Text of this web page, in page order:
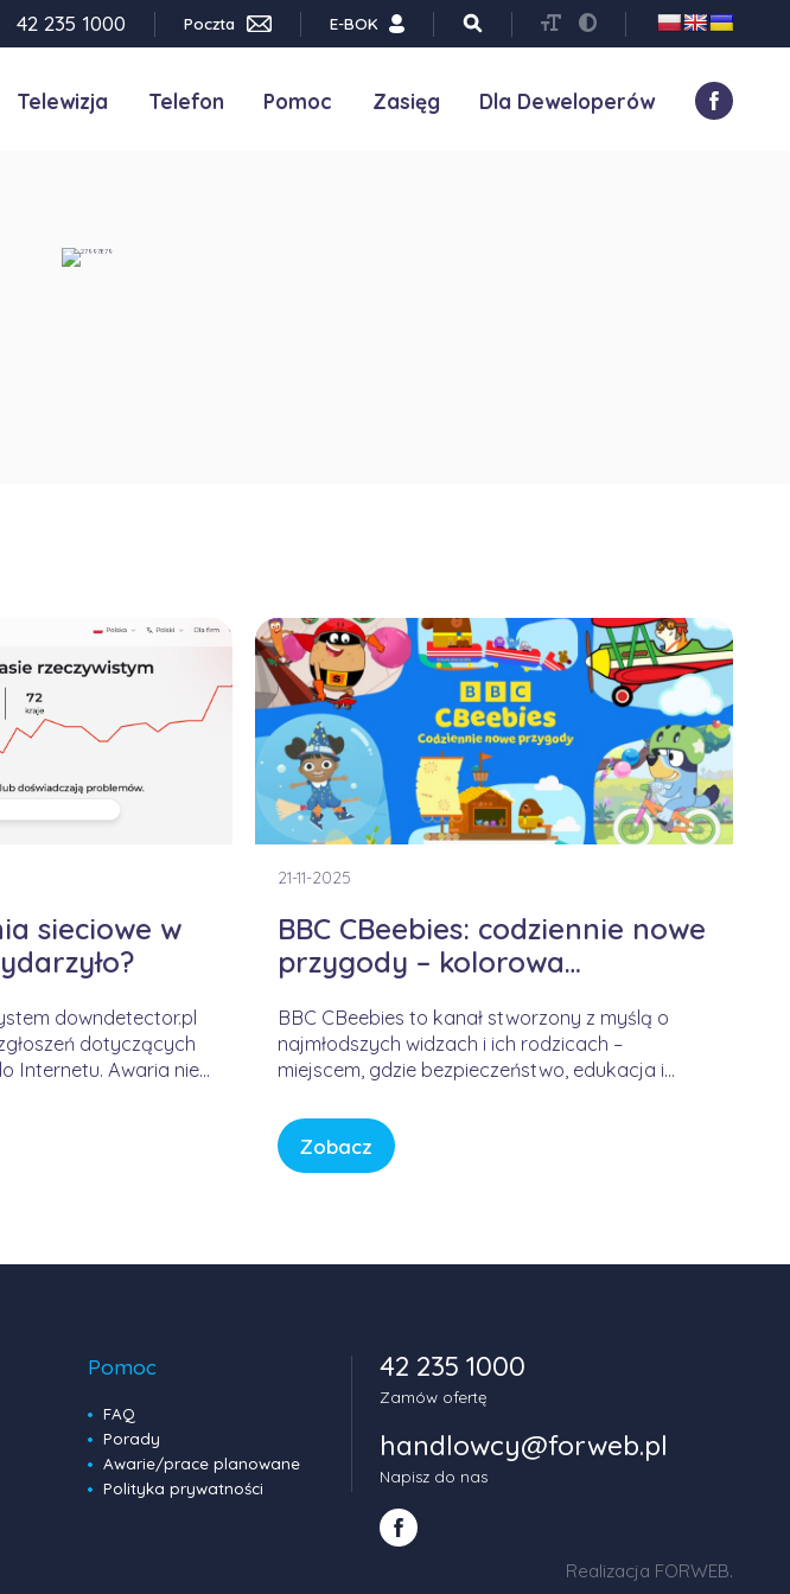
42 235 1000 Poczta E-BOK
Telewizja Telefon Pomoc Zasięg Dla Deweloperów
sieciowe w
downdetector.pl
dotyczących
Internetu. Awaria nie
błędu w
danych.
– gdy na
21-11-2025
BBC CBeebies: codziennie nowe
przygody – kolorowa
BBC CBeebies to kanał stworzony z myślą o
najmłodszych widzach i ich rodzicach –
miejscem, gdzie bezpieczeństwo, edukacja i
świecie pełnym bodźców i szybkiego tempa,
CBeebies oferuje przestrzeń, w której dzieci
mogą odkrywać świat w sposób bezpieczny,
Zobacz
Pomoc
FAQ
Porady
Awarie/prace planowane
Polityka prywatności
42 235 1000
Zamów ofertę
handlowcy@forweb.pl
Napisz do nas
Realizacja FORWEB.